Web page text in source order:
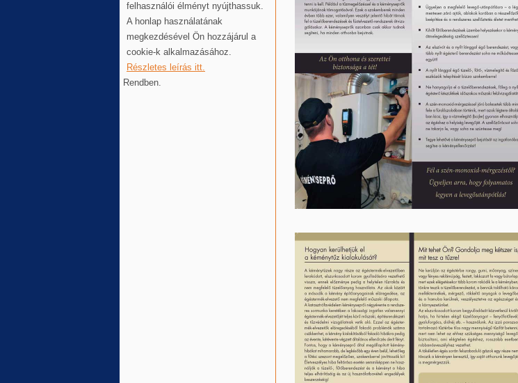
felhasználói élményt nyújthassuk.
A honlap használatának
megkezdésével Ön hozzájárul a
cookie-k alkalmazásához.
Részletes leírás itt.
Rendben.